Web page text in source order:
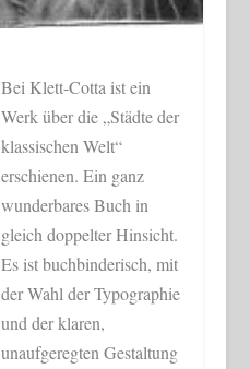
Bei Klett-Cotta ist ein
Werk über die „Städte der
klassischen Welt“
erschienen. Ein ganz
wunderbares Buch in
gleich doppelter Hinsicht.
Es ist buchbinderisch, mit
der Wahl der Typographie
und der klaren,
unaufgeregten Gestaltung